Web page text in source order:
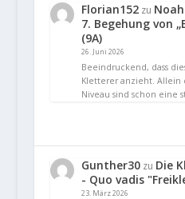
Florian152zu
7. Begehung von
(9A)
26. Juni 2026
Beeindruckend, dass
Kletterer anzieht. Allein
Niveau sind schon eine
Gunther30zu Die
- Quo vadis
23. März 2026